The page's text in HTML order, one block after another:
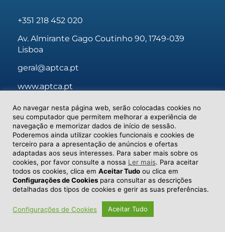
+351 218 452 020
Av. Almirante Gago Coutinho 90, 1749-039
Lisboa
geral@aptca.pt
www.aptca.pt
© 2026 APTCA
Ao navegar nesta página web, serão colocadas cookies no
seu computador que permitem melhorar a experiência de
navegação e memorizar dados de início de sessão.
Poderemos ainda utilizar cookies funcionais e cookies de
terceiro para a apresentação de anúncios e ofertas
adaptadas aos seus interesses. Para saber mais sobre os
cookies, por favor consulte a nossa Ler mais. Para aceitar
todos os cookies, clica em Aceitar Tudo ou clica em
Configurações de Cookies para consultar as descrições
detalhadas dos tipos de cookies e gerir as suas preferências.
Configurações de Cookies Aceitar Tudo